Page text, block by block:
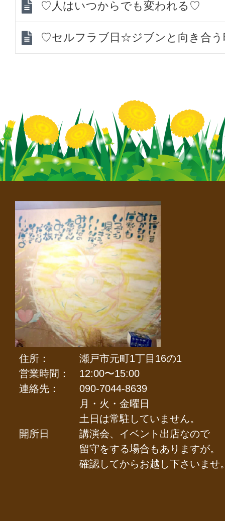
♡人はいつからでも変われる♡
♡セルフラブ日☆ジブンと向き合
住所：
瀬戸市元町1丁目16の1
営業時間：
12:00〜15:00
連絡先：
090-7044-8639
開所日
月・火・金曜日
土日は常駐していません。
講演会、イベント出店なので
留守をする場合もありますが。
確認してからお越し下さいませ